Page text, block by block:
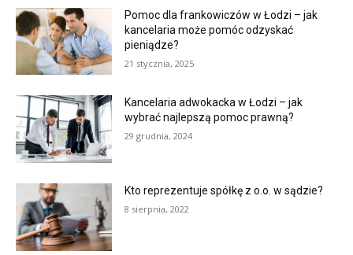
Pomoc dla frankowiczów w Łodzi – jak
kancelaria może pomóc odzyskać
pieniądze?
21 stycznia, 2025
Kancelaria adwokacka w Łodzi – jak
wybrać najlepszą pomoc prawną?
29 grudnia, 2024
Kto reprezentuje spółkę z o.o. w sądzie?
8 sierpnia, 2022